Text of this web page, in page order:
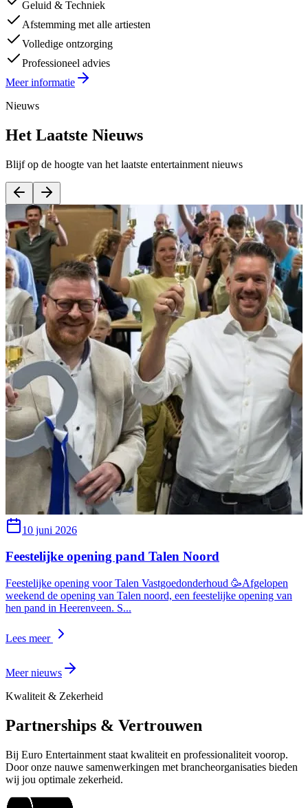
Geluid & Techniek
Afstemming met alle artiesten
Volledige ontzorging
Professioneel advies
Meer informatie
Nieuws
Het Laatste Nieuws
Blijf op de hoogte van het laatste entertainment nieuws
10 juni 2026
Feestelijke opening pand Talen Noord
Feestelijke opening voor Talen Vastgoedonderhoud 🥳Afgelopen
weekend de opening van Talen noord, een feestelijke opening van
hen pand in Heerenveen. S...
Lees meer
Meer nieuws
Kwaliteit & Zekerheid
Partnerships & Vertrouwen
Bij Euro Entertainment staat kwaliteit en professionaliteit voorop.
Door onze nauwe samenwerkingen met brancheorganisaties bieden
wij jou optimale zekerheid.